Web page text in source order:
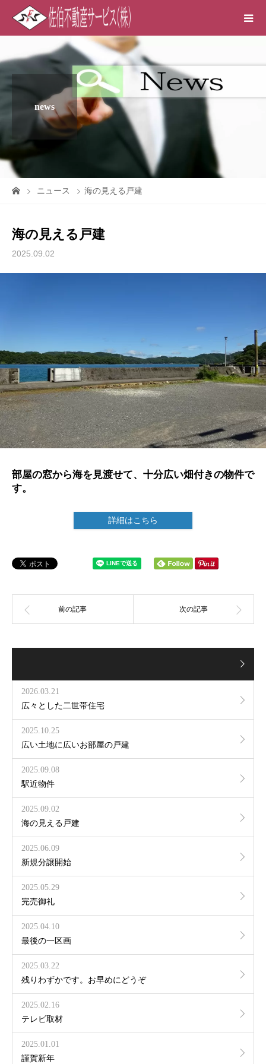
news
ニュース 海の見える戸建
海の見える戸建
2025.09.02
部屋の窓から海を見渡せて、十分広い畑付きの物件で
す。
詳細はこちら
2026.03.21
広々とした二世帯住宅
2025.10.25
広い土地に広いお部屋の戸建
2025.09.08
駅近物件
2025.09.02
海の見える戸建
2025.06.09
新規分譲開始
2025.05.29
完売御礼
2025.04.10
最後の一区画
2025.03.22
残りわずかです。お早めにどうぞ
2025.02.16
テレビ取材
2025.01.01
謹賀新年